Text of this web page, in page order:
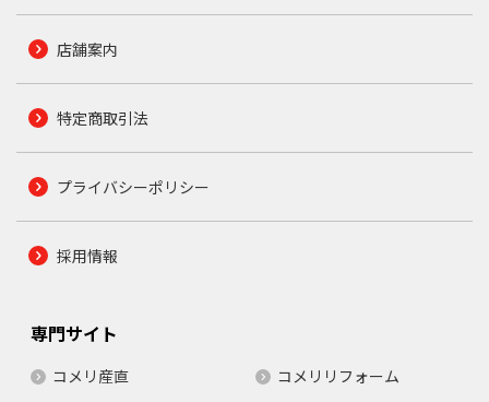
店舗案内
特定商取引法
プライバシーポリシー
採用情報
専門サイト
コメリ産直 コメリリフォーム